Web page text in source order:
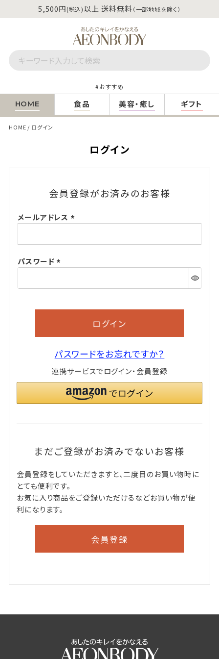
5,500円(税込)以上 送料無料 （一部地域を除く）
おすすめ
HOME 食品 美容・癒し ギフト
HOME ログイン
ログイン
会員登録がお済みのお客様
メールアドレス
須)
パスワード
須)
ログイン
パスワードをお忘れですか？
連携サービスでログイン・会員登録
まだご登録がお済みでないお客様
会員登録をしていただきますと、二度目のお買い物時に
とても便利です。
お気に入り商品をご登録いただけるなどお買い物が便
利になります。
会員登録